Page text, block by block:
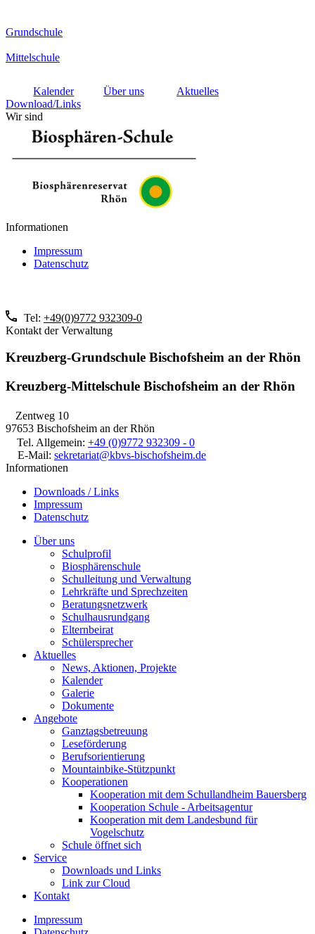
Grundschule
Mittelschule
Kalender Über uns
Aktuelles
Download/Links
Wir sind
Informationen
Impressum
Datenschutz
Tel: +49(0)9772 932309-0
Kontakt der Verwaltung
Kreuzberg-Grundschule Bischofsheim an der Rhön
Kreuzberg-Mittelschule Bischofsheim an der Rhön
Zentweg 10
97653 Bischofsheim an der Rhön
Tel. Allgemein: +49 (0)9772 932309 - 0
E-Mail: sekretariat@kbvs-bischofsheim.de
Informationen
Downloads / Links
Impressum
Datenschutz
Über uns
Schulprofil
Biosphärenschule
Schulleitung und Verwaltung
Lehrkräfte und Sprechzeiten
Beratungsnetzwerk
Schulhausrundgang
Elternbeirat
Schülersprecher
Aktuelles
News, Aktionen, Projekte
Kalender
Galerie
Dokumente
Angebote
Ganztagsbetreuung
Leseförderung
Berufsorientierung
Mountainbike-Stützpunkt
Kooperationen
Kooperation mit dem Schullandheim Bauersberg
Kooperation Schule - Arbeitsagentur
Kooperation mit dem Landesbund für
Vogelschutz
Schule öffnet sich
Service
Downloads und Links
Link zur Cloud
Kontakt
Impressum